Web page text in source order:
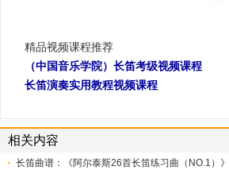
精品视频课程推荐
（中国音乐学院）长笛考级视频课程
长笛演奏实用教程视频课程
相关内容
长笛曲谱：《阿尔泰斯26首长笛练习曲（NO.1）》